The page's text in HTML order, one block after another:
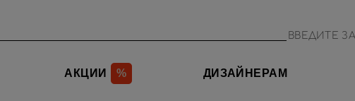
АКЦИИ % ДИЗАЙНЕРАМ